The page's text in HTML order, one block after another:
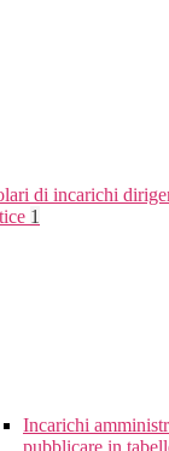
di incarichi
1
Incarichi